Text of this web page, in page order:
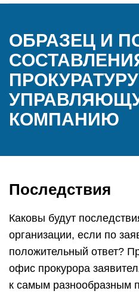
ОБРАЗЕЦ И
КОМПАНИЮ
Последствия
Каковы будут
организации, если по
положительный ответ?
офис прокурора
к самым разнообразным